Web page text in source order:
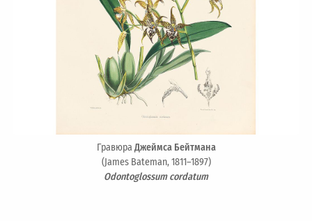
ГравюраДжеймса Бейтмана
(James Bateman, 1811–1897)
Odontoglossum cordatum